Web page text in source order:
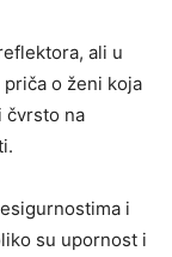
ali u
o ženi koja
čvrsto na
i
su upornost i